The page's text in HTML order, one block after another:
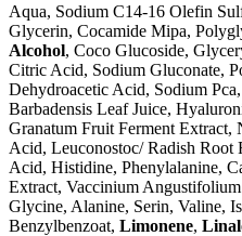
Aqua, Sodium C14-16 Olefin
Glycerin, Cocamide Mipa,
Alcohol, Coco Glucoside,
Citric Acid, Sodium Gluconate,
Dehydroacetic Acid, Sodium
Barbadensis Leaf Juice,
Granatum Fruit Ferment
Acid, Leuconostoc/ Radish Root
Acid, Histidine, Phenylalanine,
Extract, Vaccinium
Glycine, Alanine, Serin, Valine,
Benzylbenzoat, Limonene,